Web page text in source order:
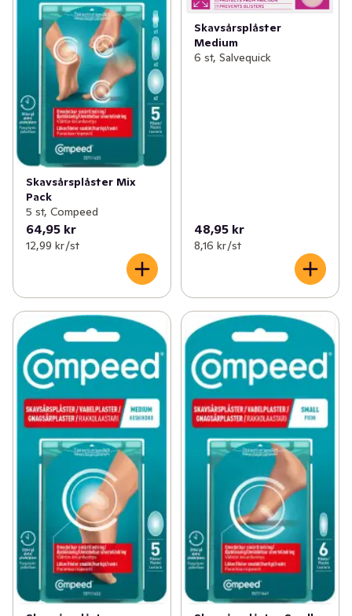
Skavsårsplåster Mix
Pack
5 st, Compeed
64,95 kr
12,99 kr /st
Skavsårsplåster
Medium
6 st, Salvequick
48,95 kr
8,16 kr /st